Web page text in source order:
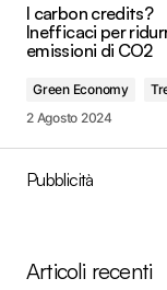
I carbon credits?
Inefficaci per
emissioni di CO2
Green Economy
2 Agosto 2024
Pubblicità
Articoli recenti